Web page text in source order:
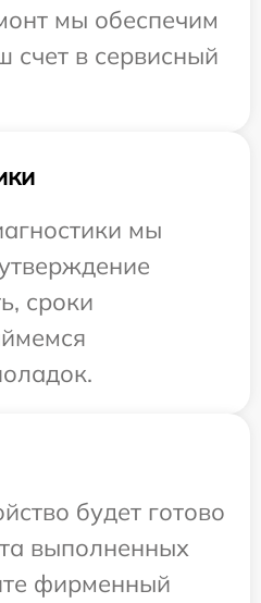
мы обеспечим
счет в сервисный
мы
сроки
будет готово
выполненных
фирменный